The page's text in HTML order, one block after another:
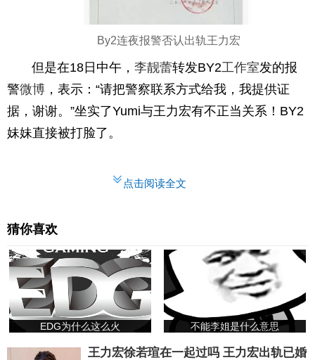
By2连夜报警否认出轨王力宏
但是在18日中午，李靓蕾转发BY2工作室发的报
警微博 ，表示：“请把警察联系方式给我，我提供证
据，谢谢。”坐实了Yumi与王力宏有不正当关系！BY2
妹妹直接被打脸了。
点击阅读全文
猜你喜欢
EDG为什么这么火 不能李姐是什么意思
王力宏徐若瑄在一起过吗 王力宏出轨已婚